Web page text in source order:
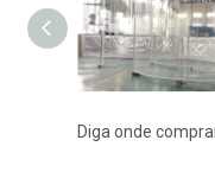
Diga onde comprar vidro acrílico - leyu